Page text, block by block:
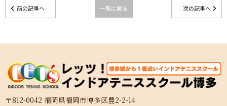
前の記事へ 一覧に戻る 次の記事へ
〒812-0042 福岡県福岡市博多区豊2-2-14